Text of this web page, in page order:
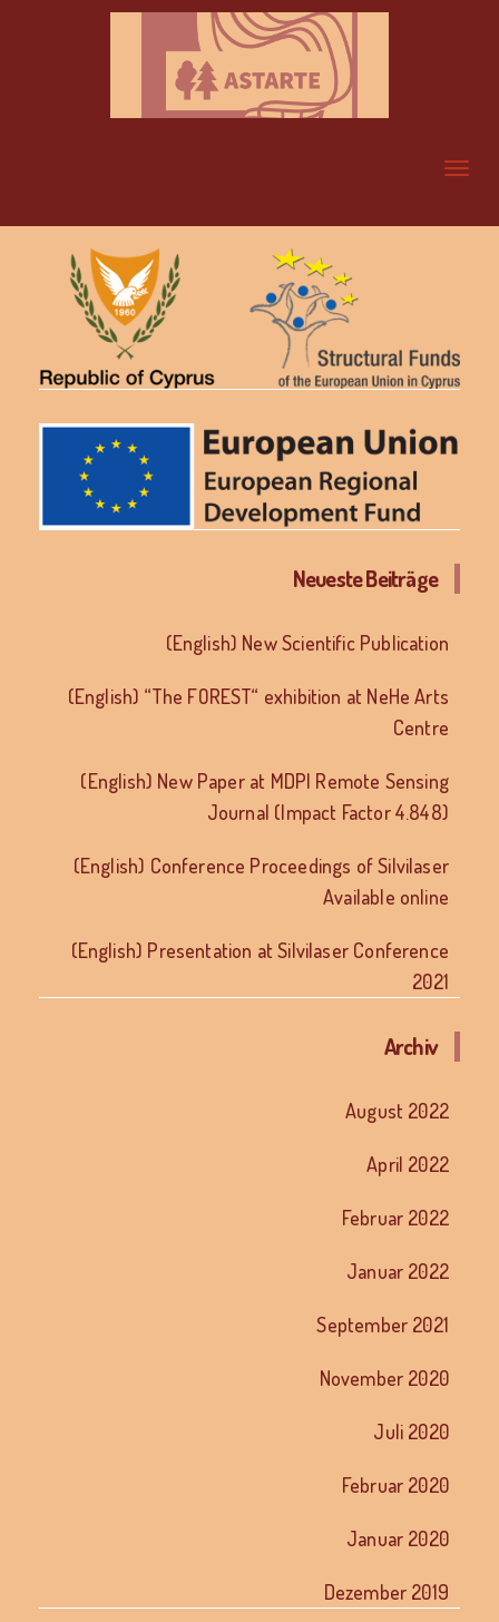
Neueste Beiträge
(English) New Scientific Publication
(English) “The FOREST“ exhibition at NeHe Arts
Centre
(English) New Paper at MDPI Remote Sensing
Journal (Impact Factor 4.848)
(English) Conference Proceedings of Silvilaser
Available online
(English) Presentation at Silvilaser Conference
2021
Archiv
August 2022
April 2022
Februar 2022
Januar 2022
September 2021
November 2020
Juli 2020
Februar 2020
Januar 2020
Dezember 2019